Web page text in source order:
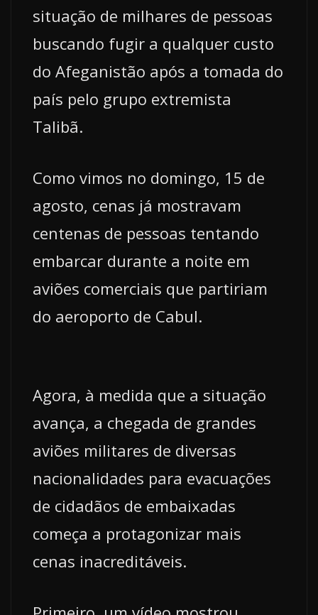
situação de milhares de pessoas
buscando fugir a qualquer custo
do Afeganistão após a tomada do
país pelo grupo extremista
Talibã.
Como vimos no domingo, 15 de
agosto, cenas já mostravam
centenas de pessoas tentando
embarcar durante a noite em
aviões comerciais que partiriam
do aeroporto de Cabul.
Agora, à medida que a situação
avança, a chegada de grandes
aviões militares de diversas
nacionalidades para evacuações
de cidadãos de embaixadas
começa a protagonizar mais
cenas inacreditáveis.